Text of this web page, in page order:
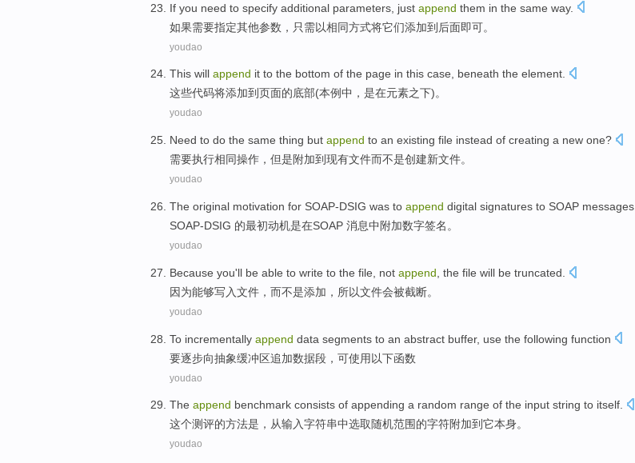
If you need to specify additional parameters just append them in the same way.
如果需要指定其他参数 ， 只需以相同方式将它们添加到后面即可。
youdao
This will append it to the bottom of the page in this case, beneath the element.
这些代码将添加到页面的底部(本例中 ，是在元素之下)。
youdao
Need to do the same thing but append to an existing file instead of creating a new one?
需要执行相同操作 ， 但是附加到现有文件而不是创建新文件。
youdao
The original motivation for SOAP-DSIG was to append digital signatures to SOAP messages
SOAP-DSIG 的最初动机是在SOAP 消息中附加数字签名 。
youdao
Because you'll be able to write to the file not append , the file will be truncated
因为能够写入文件 ， 而不是添加 ，所以文件会被截断。
youdao
To incrementally append data segments to an abstract buffer, use the following function
要逐步向抽象缓冲区追加数据段 ，可使用以下函数
youdao
The append benchmark consists of appending a random range of the input string to itself.
这个测评的方法是， 从输入字符串中选取随机范围的字符附加到它本身。
youdao